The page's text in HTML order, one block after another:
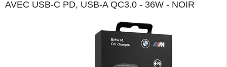
AVEC USB-C PD, USB-A QC3.0 - 36W - NOIR